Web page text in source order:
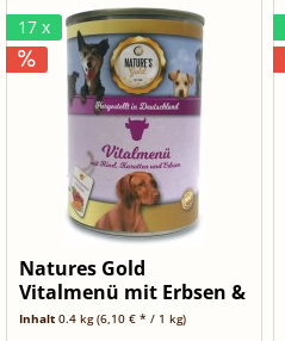
17 x
Natures Gold
Vitalmenü mit Erbsen &
Möhrchen -...
Inhalt0.4 kg(6,10 € * / 1 kg)